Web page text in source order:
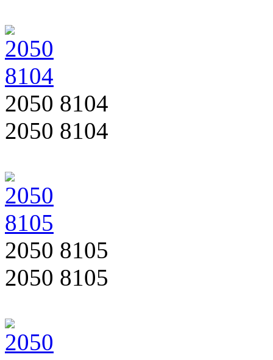
2050 8104
2050 8104
2050 8105
2050 8105